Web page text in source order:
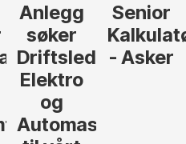
Senior
Tilbudsleder
Anlegg
- Oslo